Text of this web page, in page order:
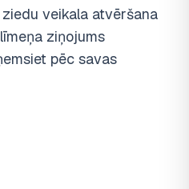
veikala atvēršana
ziņojums
pēc savas